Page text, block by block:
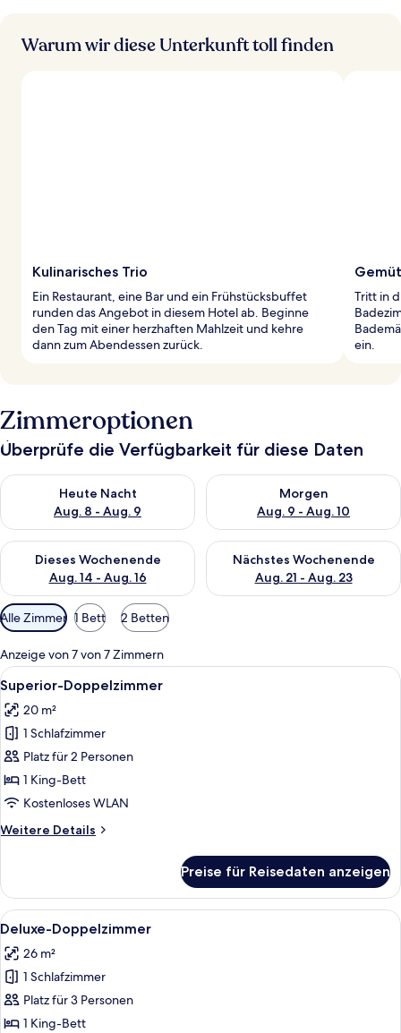
Warum wir diese Unterkunft toll finden
Kulinarisches Trio
Ein Restaurant, eine Bar und ein Frühstücksbuffet
runden das Angebot in diesem Hotel ab. Beginne
den Tag mit einer herzhaften Mahlzeit und kehre
dann zum Abendessen zurück.
Tritt in
ein.
Zimmeroptionen
Überprüfe die Verfügbarkeit für diese Daten
Heute Nacht
Aug. 8 - Aug. 9
Überprüfe die Verfügbarkeit für heute Nacht, Aug. 8 - Aug. 9.
Morgen
Aug. 9 - Aug. 10
Überprüfe die Verfügbarkeit
Dieses Wochenende
Aug. 14 - Aug. 16
Überprüfe die Verfügbarkeit für dieses Wochenende, Aug. 14
Nächstes Wochenende
Aug. 21 - Aug. 23
Überprüfe die Verfügbarkeit
Verfügbare
Filter
für
Zimmer
Alle Zimmer 1 Bett 2 Betten
Anzeige von 7 von 7 Zimmern
Alle
Fotos
für
Superior-
Doppelzimmer
anzeigen
Ein modernes Hotelzimmer mit
6
Superior-Doppelzimmer
20 m²
1 Schlafzimmer
Platz für 2 Personen
1 King-Bett
Kostenloses WLAN
Weitere Details
Weitere
Doppelzimmer
Preise für Reisedaten anzeigen
Alle
Fotos
für
Deluxe-
Doppelzimmer
anzeigen
Ein Hotelzimmer mit einem großen
7
Deluxe-Doppelzimmer
26 m²
1 Schlafzimmer
Platz für 3 Personen
1 King-Bett